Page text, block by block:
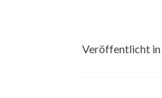
Veröffentlicht in